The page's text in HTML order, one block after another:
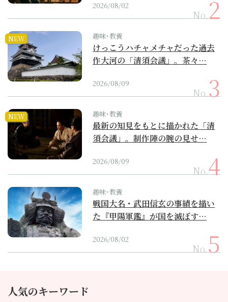
2026/08/02
No.
NEW 趣味･教養
けっこうハチャメチャだった過去
作大河の「清須会議」。茶々…
2026/08/09
No.
NEW 趣味･教養
最新の知見をもとに描かれた「清
須会議」。制作陣の腕の見せ…
2026/08/09
No.
趣味･教養
戦国大名・武田信玄の事績を描い
た『甲陽軍鑑』が国を滅ぼす…
2026/08/02
No.
人気のキーワード